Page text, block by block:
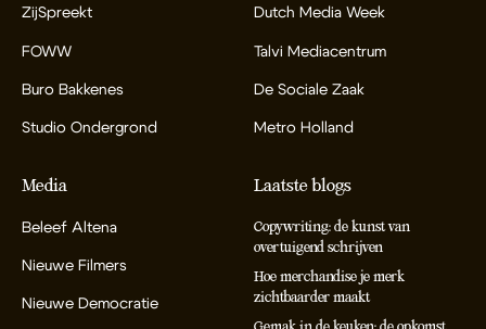
ZijSpreekt
FOWW
Buro Bakkenes
Studio Ondergrond
Dutch Media Week
Talvi Mediacentrum
De Sociale Zaak
Metro Holland
Media
Beleef Altena
Nieuwe Filmers
Nieuwe Democratie
Laatste blogs
Copywriting: de kunst van
overtuigend schrijven
Hoe merchandise je merk
zichtbaarder maakt